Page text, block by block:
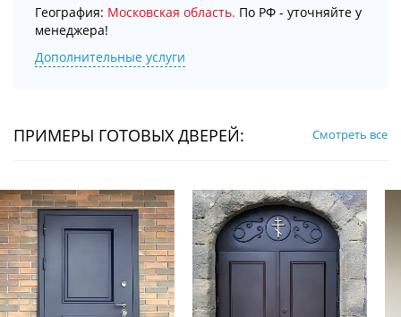
География: Московская область. По РФ - уточняйте у
менеджера!
Дополнительные услуги
ПРИМЕРЫ ГОТОВЫХ ДВЕРЕЙ: Смотреть все